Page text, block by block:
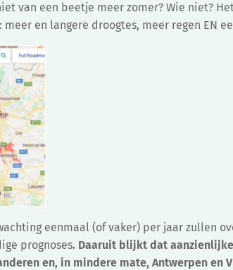
van een beetje meer zomer? Wie niet?
en langere droogtes, meer regen EN
eenmaal (of vaker) per jaar zullen
prognoses. Daaruit blijkt dat
en, in mindere mate, Antwerpen en